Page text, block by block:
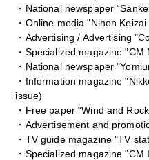
・National newspaper
・Online media "Nihon
・Advertising / Advertising
・Specialized magazine "CM
・National newspaper
・Information magazine
issue)
・Free paper “Wind and
・Advertisement and
・TV guide magazine "TV
・Specialized magazine "CM